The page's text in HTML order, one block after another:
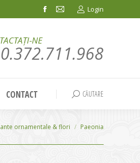
Facebook
in
window
Mail
in
window
Login
NE
CONTACT Search:
CĂUTARE
ornamentale & flori Paeonia